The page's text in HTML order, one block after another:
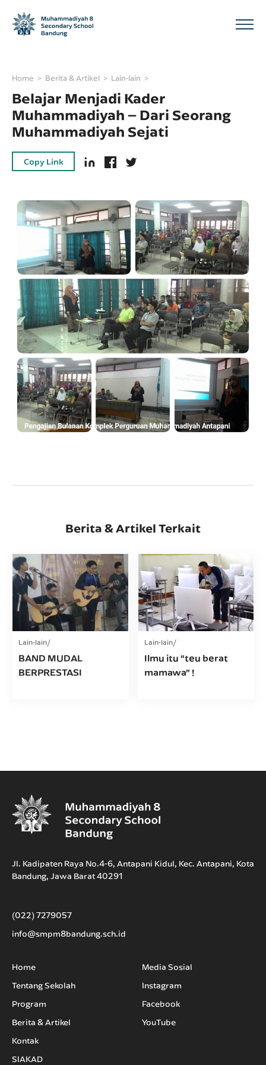
Home Berita & Artikel Lain-lain
Belajar Menjadi Kader
Muhammadiyah – Dari Seorang
Muhammadiyah Sejati
Copy Link
Berita & Artikel Terkait
Lain-lain
BAND MUDAL
BERPRESTASI
Lain-lain
Ilmu itu “teu berat
mamawa” !
Jl. Kadipaten Raya No.4-6, Antapani Kidul, Kec. Antapani, Kota
Bandung, Jawa Barat 40291
(022) 7279057
info@smpm8bandung.sch.id
Home
Tentang Sekolah
Program
Berita & Artikel
Kontak
SIAKAD
Media Sosial
Instagram
Facebook
YouTube